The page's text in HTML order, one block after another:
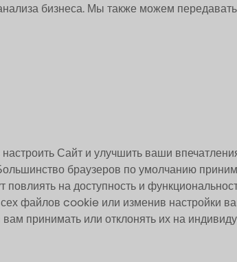
бизнеса. Мы также можем
Сайт и улучшить ваши
браузеров по умолчанию
на доступность и
файлов cookie или изменив настройки
принимать или отклонять их на